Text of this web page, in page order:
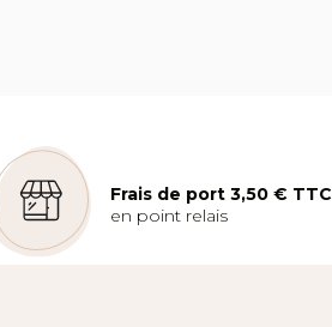
Frais de port 3,50 € TTC
en point relais